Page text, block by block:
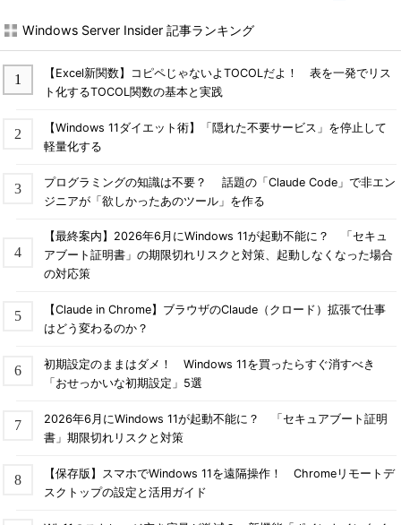
Windows Server Insider 記事ランキング
【Excel新関数】コピペじゃないよTOCOLだよ！ 表を一発でリス
ト化するTOCOL関数の基本と実践
【Windows 11ダイエット術】「隠れた不要サービス」を停止して
軽量化する
プログラミングの知識は不要？ 話題の「Claude Code」で非エン
ジニアが「欲しかったあのツール」を作る
【最終案内】2026年6月にWindows 11が起動不能に？ 「セキュ
アブート証明書」の期限切れリスクと対策、起動しなくなった場合
の対応策
【Claude in Chrome】ブラウザのClaude（クロード）拡張で仕事
はどう変わるのか？
初期設定のままはダメ！ Windows 11を買ったらすぐ消すべき
「おせっかいな初期設定」5選
2026年6月にWindows 11が起動不能に？ 「セキュアブート証明
書」期限切れリスクと対策
【保存版】スマホでWindows 11を遠隔操作！ Chromeリモートデ
スクトップの設定と活用ガイド